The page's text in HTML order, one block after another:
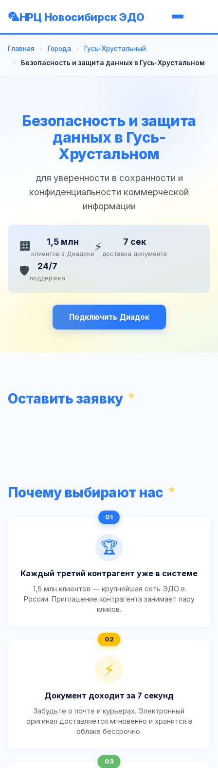
НРЦ Новосибирск ЭДО
Главная Города
Гусь-Хрустальный
Безопасность и защита данных в Гусь-Хрустальном
Безопасность и защита
данных в Гусь-
Хрустальном
для уверенности в сохранности и
конфиденциальности коммерческой
информации
🏢 1,5 млн
клиентов в Диадоке⚡ 7 сек
доставка документа
🛡️ 24/7
поддержка
Подключить Диадок
Оставить заявку
Почему выбирают нас
🏆
Каждый третий контрагент уже в системе
1,5 млн клиентов — крупнейшая сеть ЭДО в
России. Приглашение контрагента занимает пару
кликов.
⚡
Документ доходит за 7 секунд
Забудьте о почте и курьерах. Электронный
оригинал доставляется мгновенно и хранится в
облаке бессрочно.